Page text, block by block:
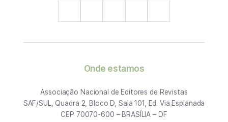
Onde estamos
Associação Nacional de Editores de Revistas
SAF/SUL, Quadra 2, Bloco D, Sala 101, Ed. Via Esplanada
CEP 70070-600 – BRASÍLIA – DF